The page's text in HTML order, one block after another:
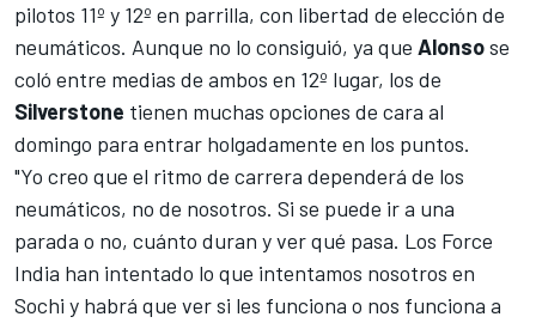
pilotos 11º y 12º en parrilla, con libertad de elección de
neumáticos. Aunque no lo consiguió, ya que Alonsose
coló entre medias de ambos en 12º lugar, los de
Silverstone tienen muchas opciones de cara al
domingo para entrar holgadamente en los puntos.
"Yo creo que el ritmo de carrera dependerá de los
neumáticos, no de nosotros. Si se puede ir a una
parada o no, cuánto duran y ver qué pasa. Los Force
India han intentado lo que intentamos nosotros en
Sochi y habrá que ver si les funciona o nos funciona a